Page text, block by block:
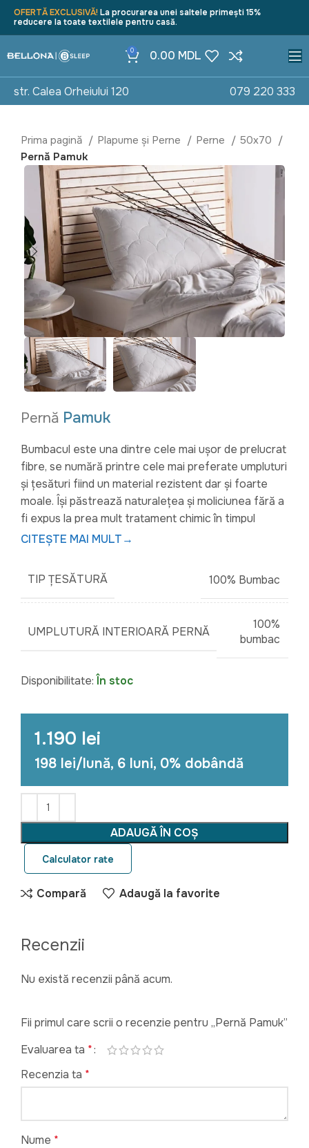
OFERTĂ EXCLUSIVĂ!La procurarea unei saltele primești 15%
reducere la toate textilele pentru casă.
0 0.00 MDL
str. Calea Orheiului 120 079 220 333
Prima pagină Plapume și Perne Perne
50x70
Pernă Pamuk
Pernă Pamuk
Bumbacul este una dintre cele mai ușor de prelucrat
fibre, se numără printre cele mai preferate umpluturi
și țesături fiind un material rezistent dar și foarte
moale. Își păstrează naturalețea și moliciunea fără a
fi expus la prea mult tratament chimic în timpul
procesului de producere. Faptul că bumbacul reține
Alături de in și lână, este cea mai naturală și veche
fibră folosită în textile.
CITEȘTE MAI MULT→
TIP ȚESĂTURĂ 100% Bumbac
UMPLUTURĂ INTERIOARĂ PERNĂ
100%
bumbac
Disponibilitate: În stoc
1.190 lei
198 lei/lună, 6 luni, 0% dobândă
ADAUGĂ ÎN COȘ
Calculator rate
Compară Adaugă la favorite
Recenzii
Nu există recenzii până acum.
Fii primul care scrii o recenzie pentru „Pernă Pamuk”
Evaluarea ta *
Recenzia ta *
Nume *